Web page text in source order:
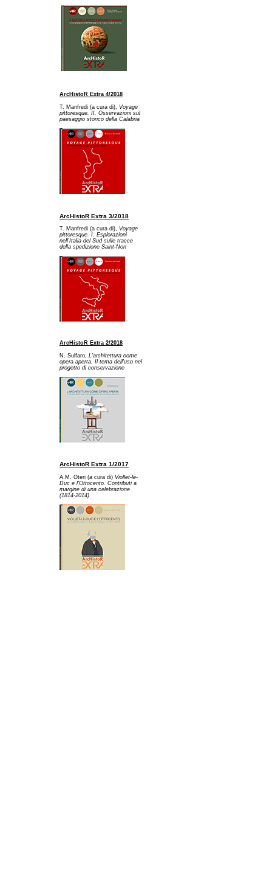
ArcHistoR Extra 4/2018
T. Manfredi (a cura di), Voyage
pittoresque. II. Osservazioni sul
paesaggio storico della Calabria
ArcHistoR Extra 3/2018
T. Manfredi (a cura di), Voyage
pittoresque. I. Esplorazioni
nell'Italia del Sud sulle tracce
della spedizione Saint-Non
ArcHistoR Extra 2/2018
N. Sulfaro, L'architettura come
opera aperta. Il tema dell'uso nel
progetto di conservazione
ArcHistoR Extra 1/2017
A.M. Oteri (a cura di) Viollet-le-
Duc e l'Ottocento. Contributi a
margine di una celebrazione
(1814-2014)